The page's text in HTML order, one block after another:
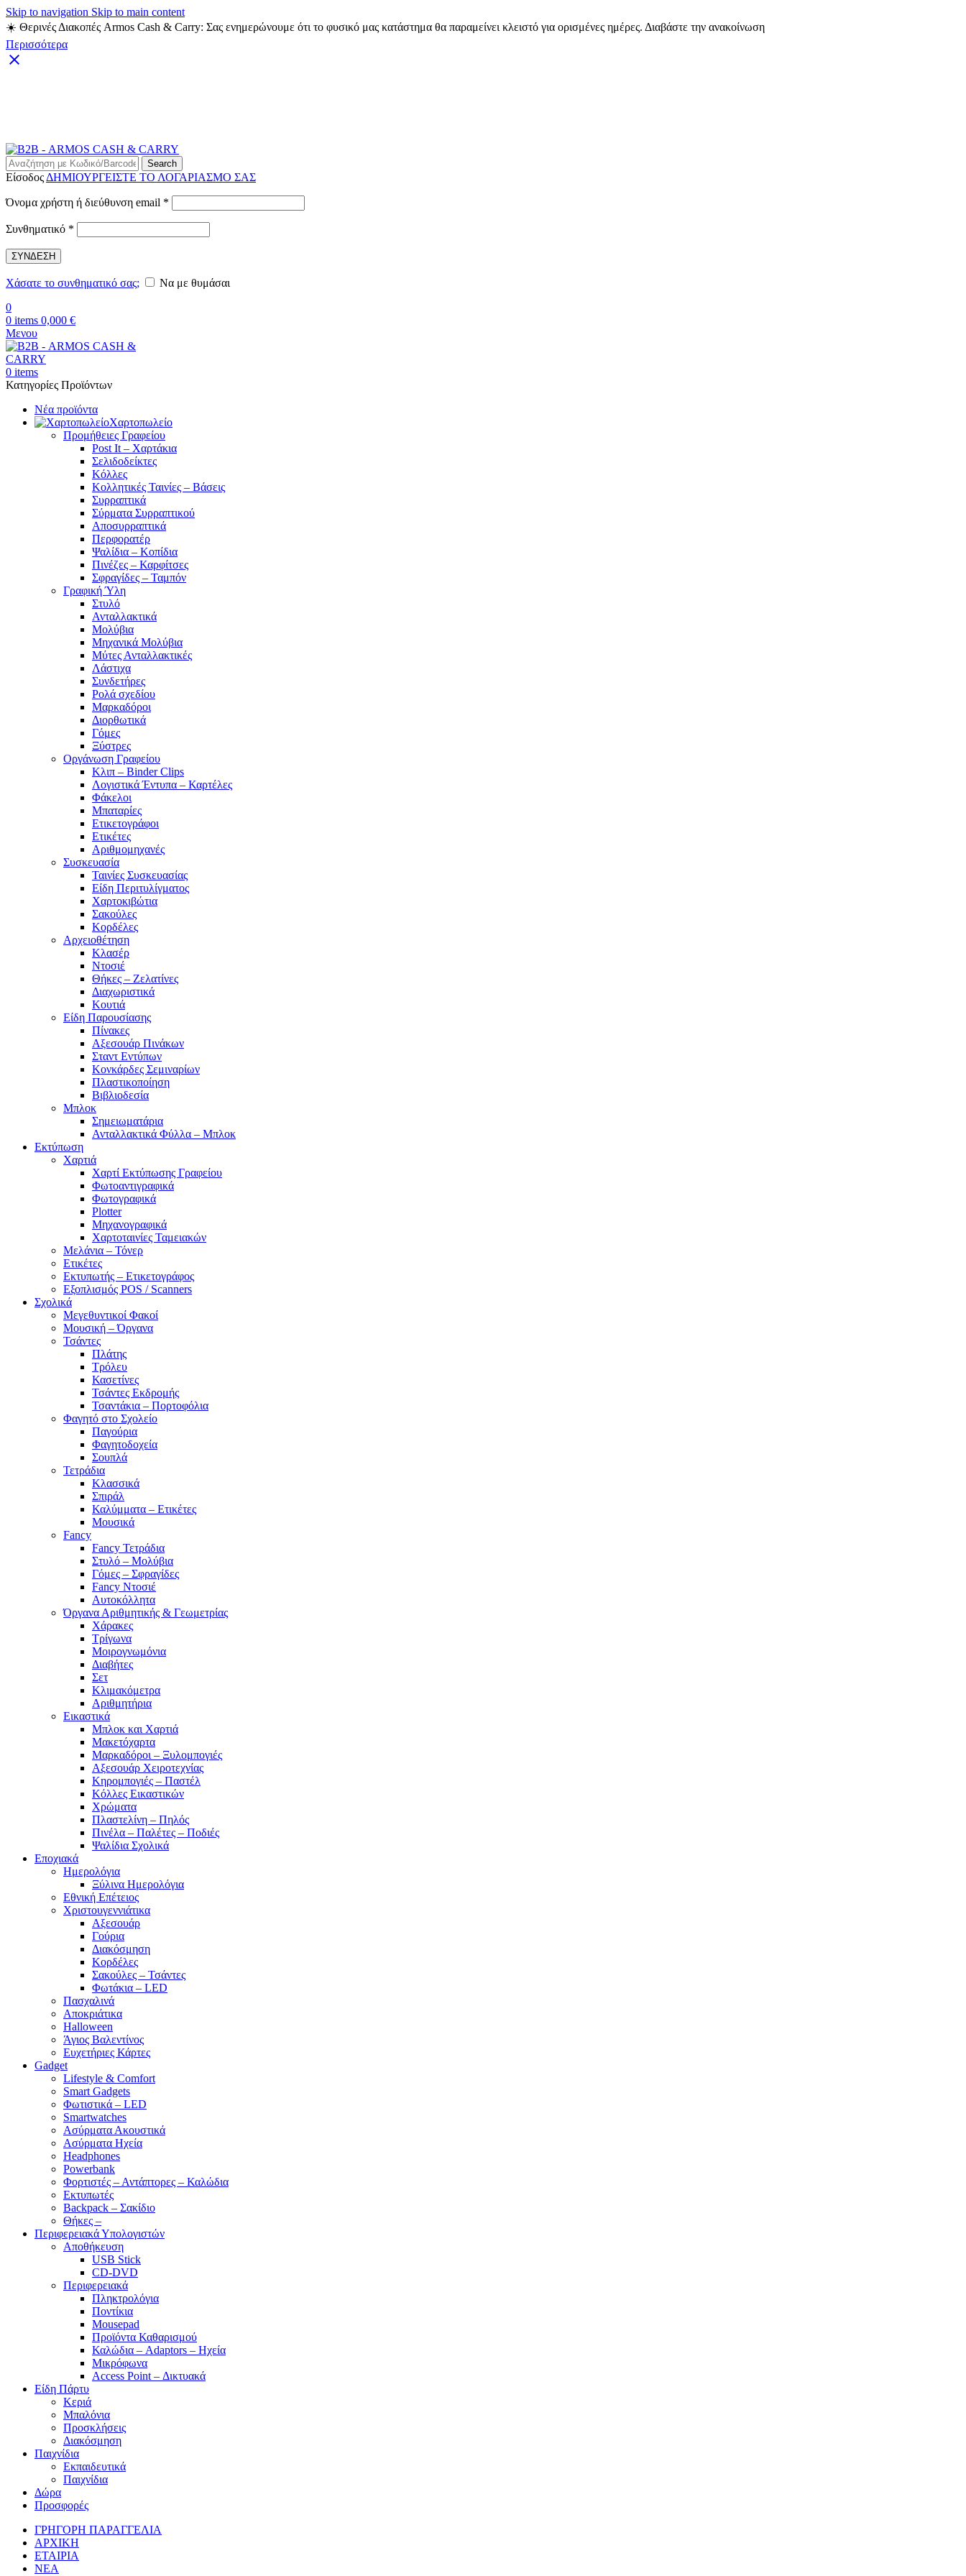
Skip to navigation Skip to main content
☀️ Θερινές Διακοπές Armos Cash & Carry: Σας ενημερώνουμε ότι το φυσικό μας κατάστημα θα παραμείνει κλειστό για ορισμένες ημέρες. Διαβάστε την ανακοίνωση
Περισσότερα
Search
Είσοδος ΔΗΜΙΟΥΡΓΕΙΣΤΕ ΤΟ ΛΟΓΑΡΙΑΣΜΟ ΣΑΣ
Όνομα χρήστη ή διεύθυνση email *
Συνθηματικό *
ΣΥΝΔΕΣΗ
Χάσατε το συνθηματικό σας;
Να με θυμάσαι
0
0 items 0,000 €
Μενου
0 items
Κατηγορίες Προϊόντων
Νέα προϊόντα
Χαρτοπωλείο
Προμήθειες Γραφείου
Post It – Χαρτάκια
Σελιδοδείκτες
Κόλλες
Κολλητικές Ταινίες – Βάσεις
Συρραπτικά
Σύρματα Συρραπτικού
Αποσυρραπτικά
Περφορατέρ
Ψαλίδια – Κοπίδια
Πινέζες – Καρφίτσες
Σφραγίδες – Ταμπόν
Γραφική Ύλη
Στυλό
Ανταλλακτικά
Μολύβια
Μηχανικά Μολύβια
Μύτες Ανταλλακτικές
Λάστιχα
Συνδετήρες
Ρολά σχεδίου
Μαρκαδόροι
Διορθωτικά
Γόμες
Ξύστρες
Οργάνωση Γραφείου
Κλιπ – Binder Clips
Λογιστικά Έντυπα – Καρτέλες
Φάκελοι
Μπαταρίες
Ετικετογράφοι
Ετικέτες
Αριθμομηχανές
Συσκευασία
Ταινίες Συσκευασίας
Είδη Περιτυλίγματος
Χαρτοκιβώτια
Σακούλες
Κορδέλες
Αρχειοθέτηση
Κλασέρ
Ντοσιέ
Θήκες – Ζελατίνες
Διαχωριστικά
Κουτιά
Είδη Παρουσίασης
Πίνακες
Αξεσουάρ Πινάκων
Σταντ Εντύπων
Κονκάρδες Σεμιναρίων
Πλαστικοποίηση
Βιβλιοδεσία
Μπλοκ
Σημειωματάρια
Ανταλλακτικά Φύλλα – Μπλοκ
Εκτύπωση
Χαρτιά
Χαρτί Εκτύπωσης Γραφείου
Φωτοαντιγραφικά
Φωτογραφικά
Plotter
Μηχανογραφικά
Χαρτοταινίες Ταμειακών
Μελάνια – Τόνερ
Ετικέτες
Εκτυπωτής – Ετικετογράφος
Εξοπλισμός POS / Scanners
Σχολικά
Μεγεθυντικοί Φακοί
Μουσική – Όργανα
Τσάντες
Πλάτης
Τρόλευ
Κασετίνες
Τσάντες Εκδρομής
Τσαντάκια – Πορτοφόλια
Φαγητό στο Σχολείο
Παγούρια
Φαγητοδοχεία
Σουπλά
Τετράδια
Κλασσικά
Σπιράλ
Καλύμματα – Ετικέτες
Μουσικά
Fancy
Fancy Τετράδια
Στυλό – Μολύβια
Γόμες – Σφραγίδες
Fancy Ντοσιέ
Αυτοκόλλητα
Όργανα Αριθμητικής & Γεωμετρίας
Χάρακες
Τρίγωνα
Mοιρογνωμόνια
Διαβήτες
Σετ
Κλιμακόμετρα
Αριθμητήρια
Εικαστικά
Μπλοκ και Χαρτιά
Μακετόχαρτα
Μαρκαδόροι – Ξυλομπογιές
Αξεσουάρ Χειροτεχνίας
Κηρομπογιές – Παστέλ
Κόλλες Εικαστικών
Χρώματα
Πλαστελίνη – Πηλός
Πινέλα – Παλέτες – Ποδιές
Ψαλίδια Σχολικά
Εποχιακά
Ημερολόγια
Ξύλινα Ημερολόγια
Εθνική Επέτειος
Χριστουγεννιάτικα
Αξεσουάρ
Γούρια
Διακόσμηση
Κορδέλες
Σακούλες – Τσάντες
Φωτάκια – LED
Πασχαλινά
Αποκριάτικα
Halloween
Άγιος Βαλεντίνος
Ευχετήριες Κάρτες
Gadget
Lifestyle & Comfort
Smart Gadgets
Φωτιστικά – LED
Smartwatches
Ασύρματα Ακουστικά
Ασύρματα Ηχεία
Headphones
Powerbank
Φορτιστές – Αντάπτορες – Καλώδια
Εκτυπωτές
Backpack – Σακίδιο
Θήκες –
Περιφερειακά Υπολογιστών
Αποθήκευση
USB Stick
CD-DVD
Περιφερειακά
Πληκτρολόγια
Ποντίκια
Mousepad
Προϊόντα Καθαρισμού
Καλώδια – Adaptors – Ηχεία
Μικρόφωνα
Access Point – Δικτυακά
Είδη Πάρτυ
Κεριά
Μπαλόνια
Προσκλήσεις
Διακόσμηση
Παιχνίδια
Εκπαιδευτικά
Παιχνίδια
Δώρα
Προσφορές
ΓΡΗΓΟΡΗ ΠΑΡΑΓΓΕΛΙΑ
ΑΡΧΙΚΗ
ΕΤΑΙΡΙΑ
ΝΕΑ